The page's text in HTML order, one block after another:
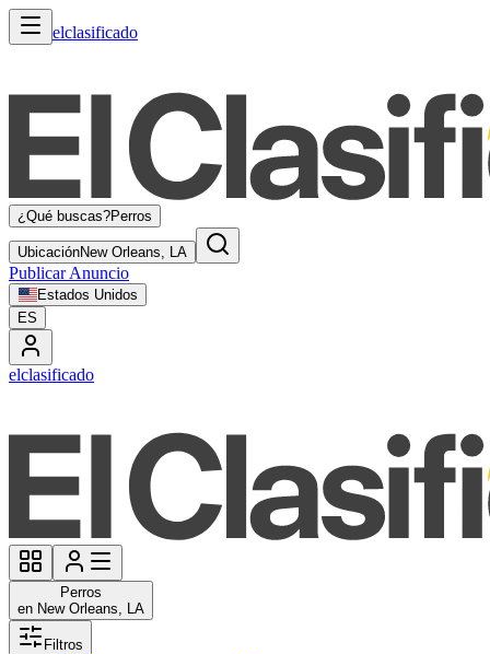
elclasificado
¿Qué buscas?Perros
UbicaciónNew Orleans, LA
Publicar Anuncio
Estados Unidos
ES
elclasificado
Perros
en New Orleans, LA
Filtros